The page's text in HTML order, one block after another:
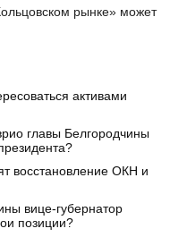
рынке» может
активами
главы Белгородчины
восстановление ОКН и
вице-губернатор
позиции?